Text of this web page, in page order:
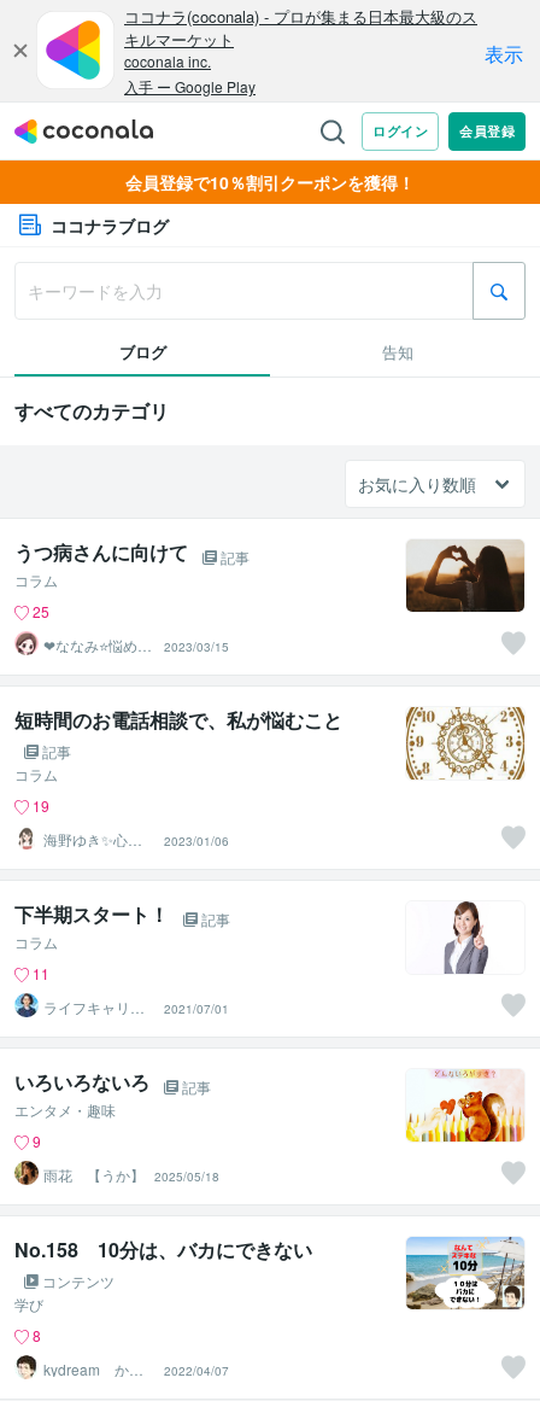
会員登録で10％割引クーポンを獲得！
ココナラブログ
ブログ 告知
すべてのカテゴリ
うつ病さんに向けて
記事
コラム
25
❤ななみ⭐悩める
あなたの1番の味
方❤
2023/03/15
短時間のお電話相談で、私が悩むこと
記事
コラム
19
海野ゆき✨心理
カウンセラー
2023/01/06
下半期スタート！
記事
コラム
11
ライフキャリア
相談室｜NIIDA
2021/07/01
いろいろないろ
記事
エンタメ・趣味
9
雨花 【うか】
2025/05/18
No.158 10分は、バカにできない
コンテンツ
学び
8
kydream かま
やん
2022/04/07